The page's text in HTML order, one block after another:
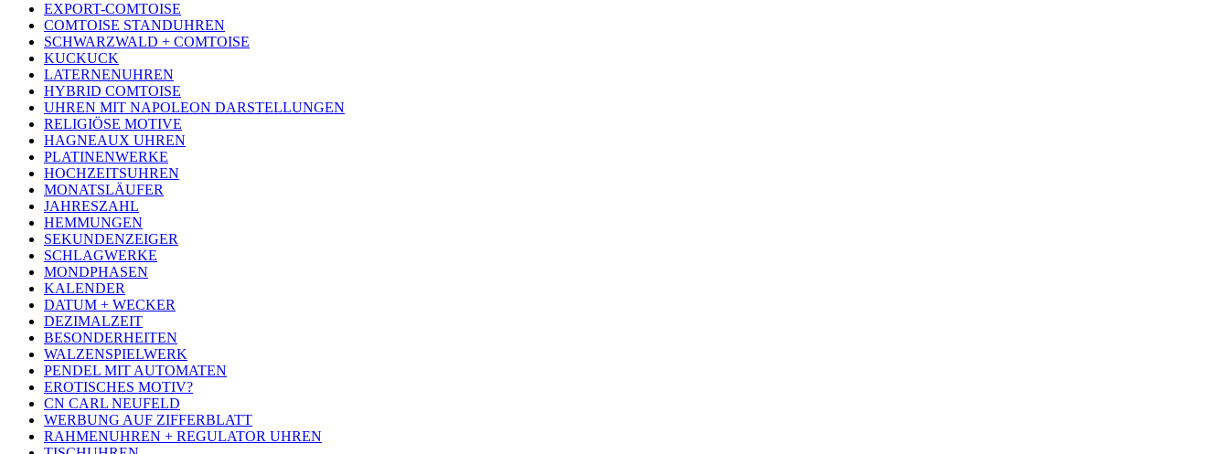
EXPORT-COMTOISE
COMTOISE STANDUHREN
SCHWARZWALD + COMTOISE
KUCKUCK
LATERNENUHREN
HYBRID COMTOISE
UHREN MIT NAPOLEON DARSTELLUNGEN
RELIGIÖSE MOTIVE
HAGNEAUX UHREN
PLATINENWERKE
HOCHZEITSUHREN
MONATSLÄUFER
JAHRESZAHL
HEMMUNGEN
SEKUNDENZEIGER
SCHLAGWERKE
MONDPHASEN
KALENDER
DATUM + WECKER
DEZIMALZEIT
BESONDERHEITEN
WALZENSPIELWERK
PENDEL MIT AUTOMATEN
EROTISCHES MOTIV?
CN CARL NEUFELD
WERBUNG AUF ZIFFERBLATT
RAHMENUHREN + REGULATOR UHREN